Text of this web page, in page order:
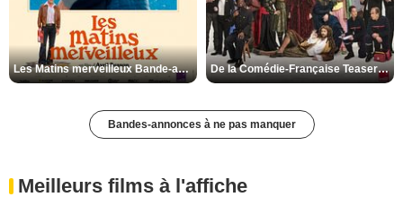
Les Matins merveilleux Bande-annonce VF De la Comédie-Française Teaser VF
Bandes-annonces à ne pas manquer
Meilleurs films à l'affiche